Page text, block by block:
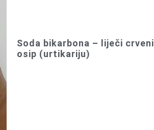
Soda bikarbona – liječi crveni
osip (urtikariju)